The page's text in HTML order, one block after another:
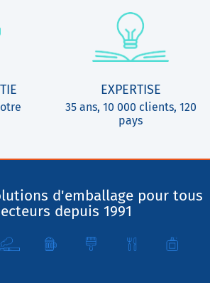
EXPERTISE
35 ans, 10 000 clients, 120
pays
d'emballage pour tous
depuis 1991